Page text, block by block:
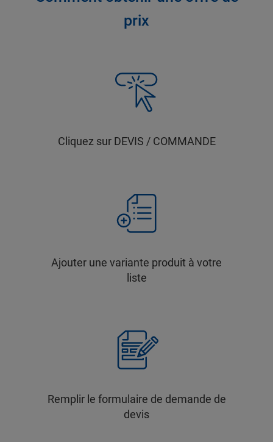
prix
Cliquez sur DEVIS / COMMANDE
Ajouter une variante produit à votre
liste
Remplir le formulaire de demande de
devis